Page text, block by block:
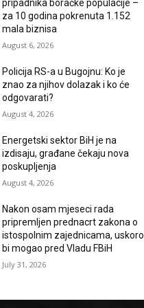
pripadnika boračke populacije –
za 10 godina pokrenuta 1.152
mala biznisa
August 6, 2026
Policija RS-a u Bugojnu: Ko je
znao za njihov dolazak i ko će
odgovarati?
August 4, 2026
Energetski sektor BiH je na
izdisaju, građane čekaju nova
poskupljenja
August 4, 2026
Nakon osam mjeseci rada
pripremljen prednacrt zakona o
istospolnim zajednicama, uskoro
bi mogao pred Vladu FBiH
July 31, 2026